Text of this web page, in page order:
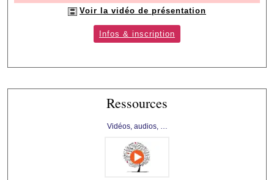
Voir la vidéo de présentation
Infos & inscription
Ressources
Vidéos, audios, …